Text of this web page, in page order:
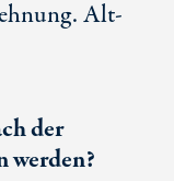
Alt-
der
werden?